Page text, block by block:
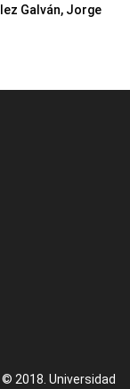
Galván, Jorge
2018. Universidad